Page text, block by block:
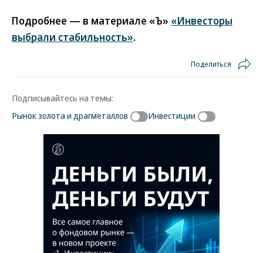
Подробнее — в материале «Ъ» «Инвесторы
выбрали стабильность».
Поделиться
Подписывайтесь на темы:
Рынок золота и драгметаллов
Инвестиции